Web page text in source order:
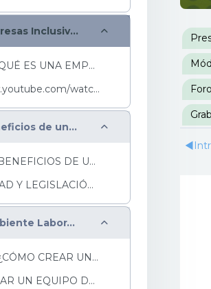
Módulo 1: Empresas Inclusivas Colapsar
MÓDULO 1¿QUÉ ES UNA EMPRESA INCLUSIVA?Una empresa ...
https://www.youtube.com/watch?v=QENxnvdouB8&...
Módulo 2: Beneficios de una empresa inclusiva Colapsar
MÓDULO 2 BENEFICIOS DE UNA EMPRESA INCLUSIVA Una e...
INCLUSIVIDAD Y LEGISLACIÓN LABORAL Las PcD, t...
Módulo 3 : Ambiente Laboral Inclusivo Colapsar
MÓDULO 3 ¿CÓMO CREAR UN BUEN AMBIENTE LABORAL INCL...
¿CÓMO CREAR UN EQUIPO DE APOYO? Empiece este apa...
◀︎